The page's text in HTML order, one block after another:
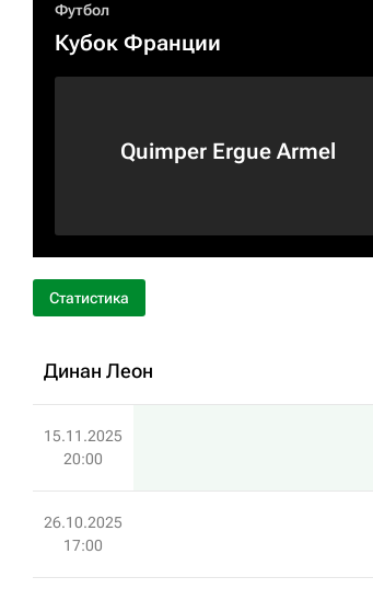
Футбол
Кубок Франции
Quimper Ergue Armel
Статистика
Динан Леон
15.11.2025
20:00
26.10.2025
17:00